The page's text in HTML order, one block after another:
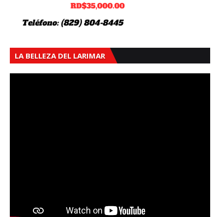
LA BELLEZA DEL LARIMAR